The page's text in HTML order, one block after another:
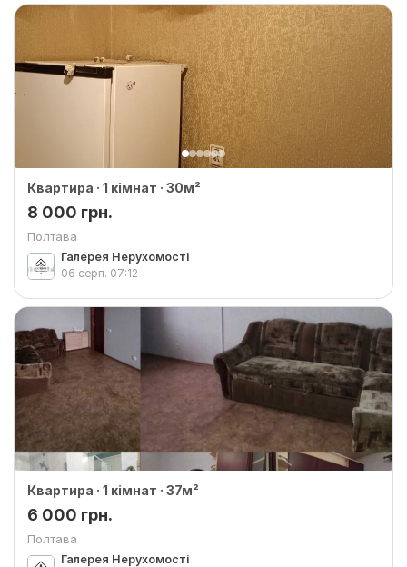
Квартира · 1 кімнат · 30м²
8 000 грн.
Полтава
Галерея Нерухомості
06 серп. 07:12
Квартира · 1 кімнат · 37м²
6 000 грн.
Полтава
Галерея Нерухомості